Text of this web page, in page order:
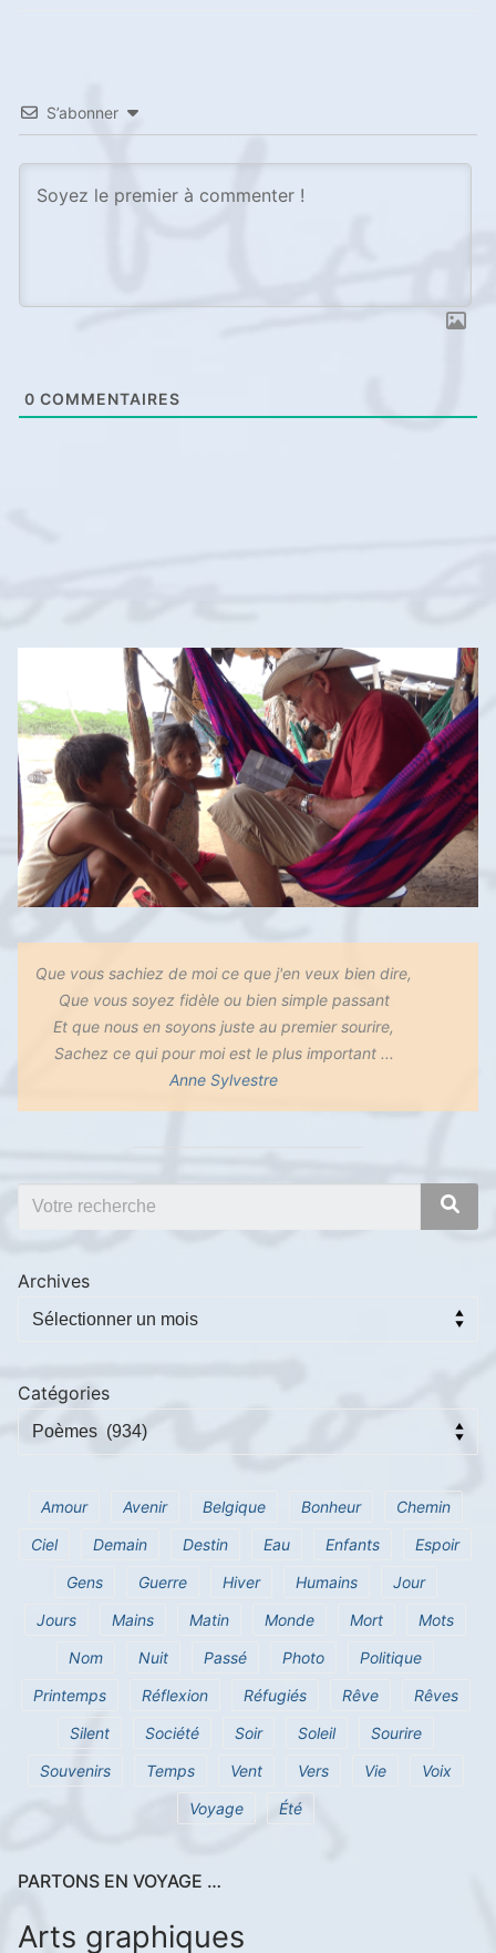
S’abonner
0 COMMENTAIRES
Que vous sachiez de moi ce que j'en veux bien dire,
Que vous soyez fidèle ou bien simple passant
Et que nous en soyons juste au premier sourire,
Sachez ce qui pour moi est le plus important ...
Anne Sylvestre
Archives
Catégories
Amour Avenir Belgique Bonheur
Chemin
Ciel
Demain Destin Eau Enfants
Espoir
Gens
Guerre Hiver Humains
Jour
Jours
Mains Matin Monde Mort
Mots
Nom
Nuit Passé Photo
Politique
Printemps
Réflexion Réfugiés Rêve
Rêves
Silent
Société Soir Soleil
Sourire
Souvenirs
Temps Vent Vers Vie
Voix
Voyage
Été
PARTONS EN VOYAGE …
Arts graphiques